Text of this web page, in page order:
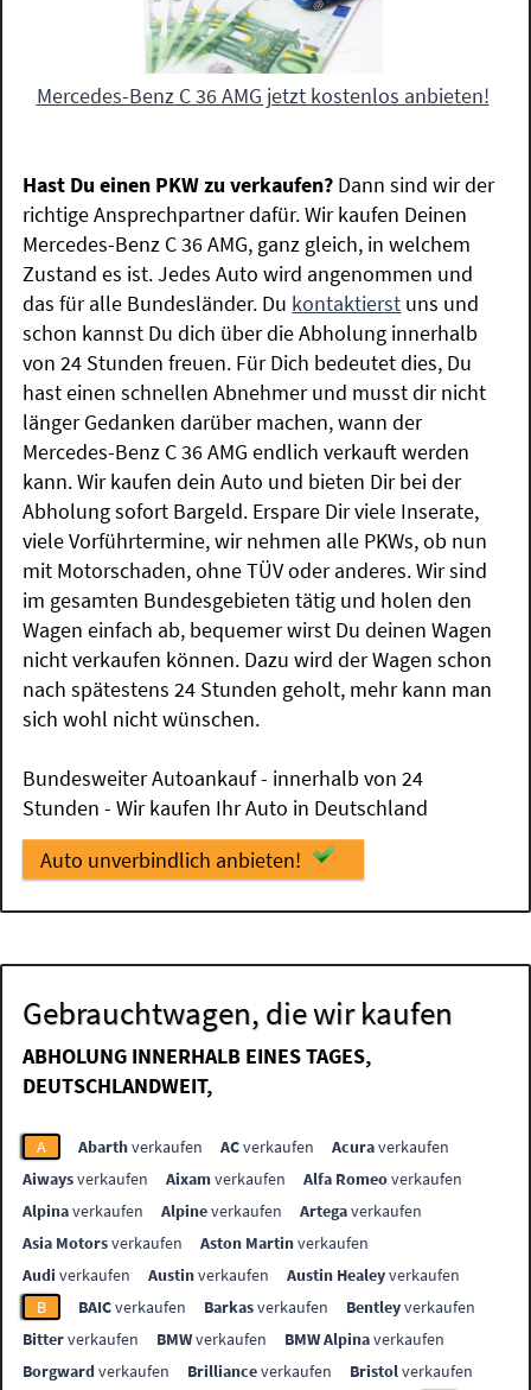
Mercedes-Benz C 36 AMG jetzt kostenlos anbieten!
Hast Du einen PKW zu verkaufen? Dann sind wir der
richtige Ansprechpartner dafür. Wir kaufen Deinen
Mercedes-Benz C 36 AMG, ganz gleich, in welchem
Zustand es ist. Jedes Auto wird angenommen und
das für alle Bundesländer. Du kontaktierst uns und
schon kannst Du dich über die Abholung innerhalb
von 24 Stunden freuen. Für Dich bedeutet dies, Du
hast einen schnellen Abnehmer und musst dir nicht
länger Gedanken darüber machen, wann der
Mercedes-Benz C 36 AMG endlich verkauft werden
kann. Wir kaufen dein Auto und bieten Dir bei der
Abholung sofort Bargeld. Erspare Dir viele Inserate,
viele Vorführtermine, wir nehmen alle PKWs, ob nun
mit Motorschaden, ohne TÜV oder anderes. Wir sind
im gesamten Bundesgebieten tätig und holen den
Wagen einfach ab, bequemer wirst Du deinen Wagen
nicht verkaufen können. Dazu wird der Wagen schon
nach spätestens 24 Stunden geholt, mehr kann man
sich wohl nicht wünschen.
Bundesweiter Autoankauf - innerhalb von 24
Stunden - Wir kaufen Ihr Auto in Deutschland
Auto unverbindlich anbieten!
Gebrauchtwagen, die wir kaufen
ABHOLUNG INNERHALB EINES TAGES,
DEUTSCHLANDWEIT,
A Abarthverkaufen ACverkaufen Acuraverkaufen
Aiwaysverkaufen Aixamverkaufen Alfa Romeoverkaufen
Alpinaverkaufen Alpineverkaufen Artegaverkaufen
Asia Motorsverkaufen Aston Martinverkaufen
Audi verkaufen Austinverkaufen Austin Healeyverkaufen
B
BAICverkaufen Barkasverkaufen Bentleyverkaufen
Bitterverkaufen BMWverkaufen BMW Alpinaverkaufen
Borgwardverkaufen Brillianceverkaufen Bristolverkaufen